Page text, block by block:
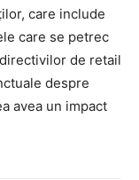
care include
care se petrec
de retail
despre
avea un impact